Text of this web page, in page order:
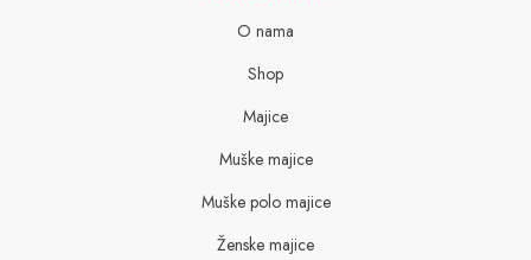
O nama
Shop
Majice
Muške majice
Muške polo majice
Ženske majice